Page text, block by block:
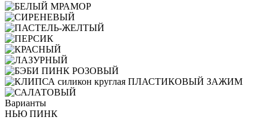
Варианты
НЬЮ ПИНК